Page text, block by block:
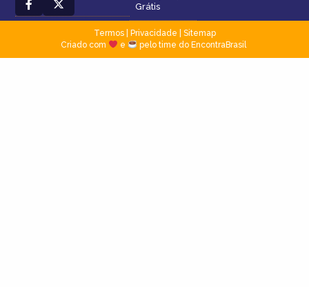
Grátis
Termos| Privacidade
Sitemap
Criado com
e pelo time do EncontraBrasil